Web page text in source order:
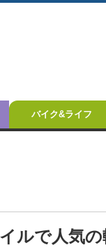
バイク&ライフ
ルで人気